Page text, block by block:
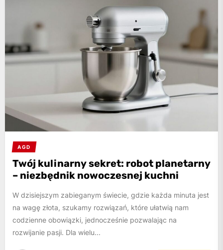
AGD
Twój kulinarny sekret: robot planetarny
– niezbędnik nowoczesnej kuchni
W dzisiejszym zabieganym świecie, gdzie każda minuta jest
na wagę złota, szukamy rozwiązań, które ułatwią nam
codzienne obowiązki, jednocześnie pozwalając na
rozwijanie pasji. Dla wielu...